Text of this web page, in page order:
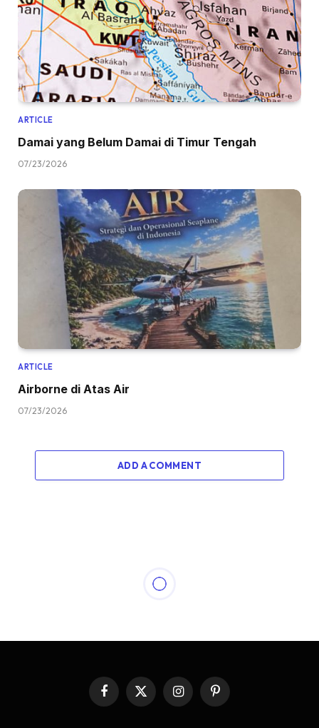
ARTICLE
Damai yang Belum Damai di Timur Tengah
07/23/2026
ARTICLE
Airborne di Atas Air
07/23/2026
ADD A COMMENT
Facebook
X
InstagramPinterest